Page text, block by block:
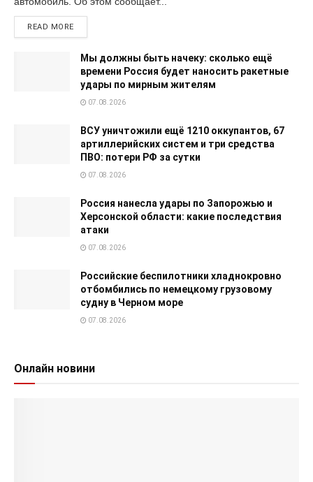
READ MORE
Мы должны быть начеку: сколько ещё
времени Россия будет наносить ракетные
удары по мирным жителям
07.08.2026
ВСУ уничтожили ещё 1210 оккупантов, 67
артиллерийских систем и три средства
ПВО: потери РФ за сутки
07.08.2026
Россия нанесла удары по Запорожью и
Херсонской области: какие последствия
атаки
07.08.2026
Российские беспилотники хладнокровно
отбомбились по немецкому грузовому
судну в Черном море
07.08.2026
Онлайн новини